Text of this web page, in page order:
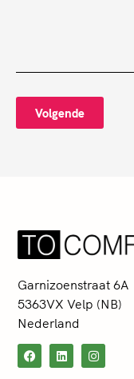
Volgende
Garnizoenstraat 6A
5363VX Velp (NB)
Nederland